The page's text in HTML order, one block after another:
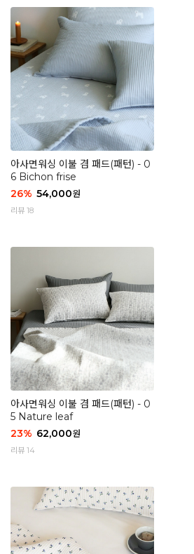
아사면워싱 이불 겸 패드(패턴) - 0
6 Bichon frise
26% 54,000원
리뷰 18
아사면워싱 이불 겸 패드(패턴) - 0
5 Nature leaf
23% 62,000원
리뷰 14